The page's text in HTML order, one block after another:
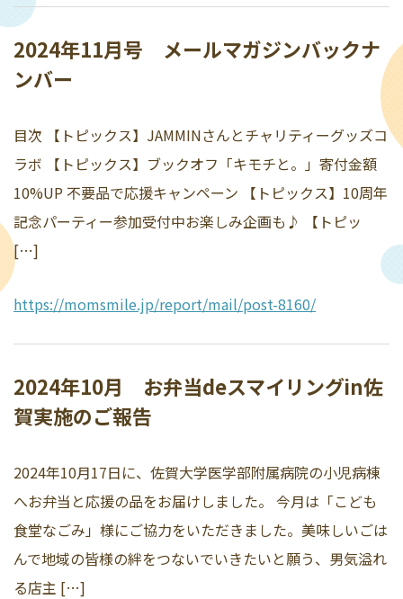
2024年11月号 メールマガジンバックナ
ンバー
目次 【トピックス】JAMMINさんとチャリティーグッズコ
ラボ 【トピックス】ブックオフ「キモチと。」寄付金額
10%UP 不要品で応援キャンペーン 【トピックス】10周年
記念パーティー参加受付中お楽しみ企画も♪ 【トピッ
[…]
https://momsmile.jp/report/mail/post-8160/
2024年10月 お弁当deスマイリングin佐
賀実施のご報告
2024年10月17日に、佐賀大学医学部附属病院の小児病棟
へお弁当と応援の品をお届けしました。 今月は「こども
食堂なごみ」様にご協力をいただきました。美味しいごは
んで地域の皆様の絆をつないでいきたいと願う、男気溢れ
る店主 […]